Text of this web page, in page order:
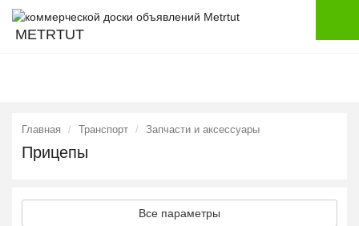
METRTUT
Главная Транспорт Запчасти и аксессуары
Прицепы
Все параметры